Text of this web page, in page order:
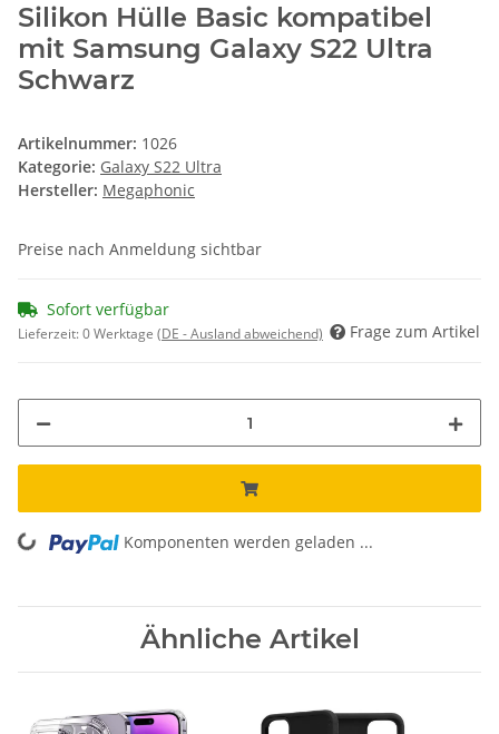
Silikon Hülle Basic kompatibel
mit Samsung Galaxy S22 Ultra
Schwarz
Artikelnummer: 1026
Kategorie: Galaxy S22 Ultra
Hersteller: Megaphonic
Preise nach Anmeldung sichtbar
Sofort verfügbar
Lieferzeit:0 Werktage (DE - Ausland abweichend) Frage zum Artikel
Loading... Komponenten werden geladen ...
Ähnliche Artikel